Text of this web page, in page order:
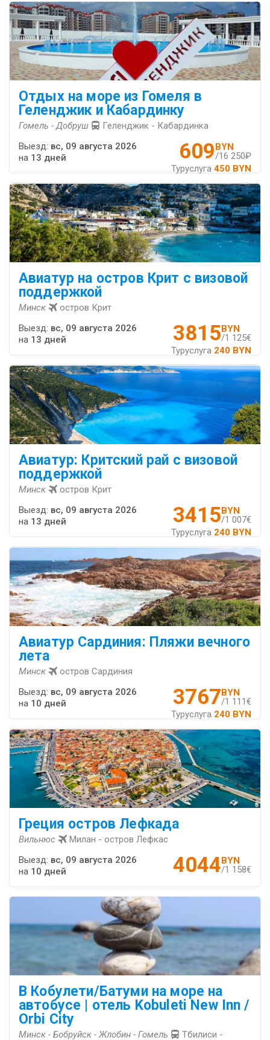
Отдых на море из Гомеля в
Геленджик и Кабардинку
Гомель - Добруш Геленджик - Кабардинка
609BYN
/16 250₽
Туруслуга 450 BYN
Выезд: вс, 09 августа 2026
на 13 дней
Авиатур на остров Крит с визовой
поддержкой
Минск остров Крит
3815BYN
/1 125€
Туруслуга 240 BYN
Выезд: вс, 09 августа 2026
на 13 дней
Авиатур: Критский рай с визовой
поддержкой
Минск остров Крит
3415BYN
/1 007€
Туруслуга 240 BYN
Выезд: вс, 09 августа 2026
на 13 дней
Авиатур Сардиния: Пляжи вечного
лета
Минск остров Сардиния
3767BYN
/1 111€
Туруслуга 240 BYN
Выезд: вс, 09 августа 2026
на 10 дней
Греция остров Лефкада
Вильнюс Милан - остров Лефкас
4044BYN
/1 158€
Выезд: вс, 09 августа 2026
на 10 дней
В Кобулети/Батуми на море на
автобусе | отель Kobuleti New Inn /
Orbi City
Минск - Бобруйск - Жлобин - Гомель Тбилиси -